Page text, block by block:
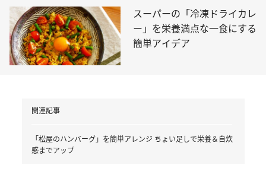
スーパーの「冷凍ドライカレ
ー」を栄養満点な一食にする
簡単アイデア
関連記事
「松屋のハンバーグ」を簡単アレンジ ちょい足しで栄養＆自炊
感までアップ